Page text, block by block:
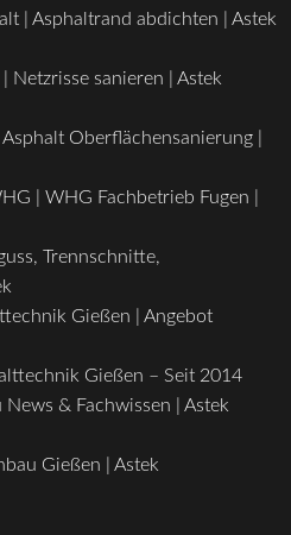
| Asphaltrand abdichten | Astek
Netzrisse sanieren | Astek
Oberflächensanierung |
| WHG Fachbetrieb Fugen |
Trennschnitte,
Gießen | Angebot
Gießen – Seit 2014
& Fachwissen | Astek
Gießen | Astek